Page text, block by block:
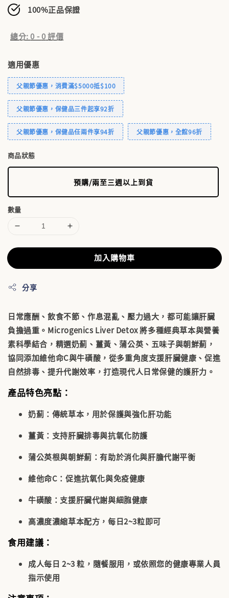
100%正品保證
總分:0 -0評價
適用優惠
父親節優惠，消費滿$5000抵$100
父親節優惠，保健品三件起享92折
父親節優惠，保健品任兩件享94折 父親節優惠，全館96折
商品狀態
預購/兩至三週以上到貨
數量
加入購物車
分享
日常應酬、飲食不節、作息混亂、壓力過大，都可能讓肝臟
負擔過重。Microgenics Liver Detox 將多種經典草本與營養
素科學結合，精選奶薊、薑黃、蒲公英、五味子與朝鮮薊 ，
協同添加維他命C與牛磺酸 ，從多重角度支援肝臟健康、促進
自然排毒、提升代謝效率，打造現代人日常保健的護肝力。
產品特色亮點：
奶薊：傳統草本，用於保護與強化肝功能
薑黃：支持肝臟排毒與抗氧化防護
蒲公英根與朝鮮薊：有助於消化與肝膽代謝平衡
維他命C：促進抗氧化與免疫健康
牛磺酸：支援肝臟代謝與細胞健康
高濃度濃縮草本配方，每日2~3粒即可
食用建議：
成人每日 2~3 粒，隨餐服用，或依照您的健康專業人員
指示使用